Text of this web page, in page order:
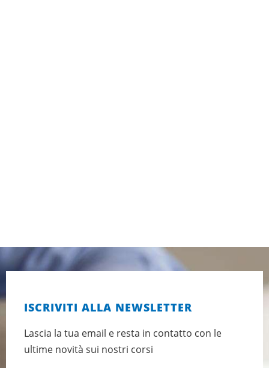
ISCRIVITI ALLA NEWSLETTER
Lascia la tua email e resta in contatto con le
ultime novità sui nostri corsi